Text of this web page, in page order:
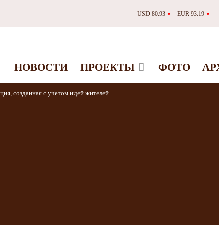
USD 80.93 ▼ EUR 93.19 ▼
НОВОСТИ ПРОЕКТЫ ФОТО
созданная с учетом идей жителей